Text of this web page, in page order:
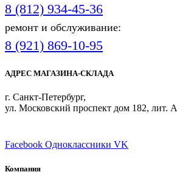
8 (812) 934-45-36
ремонт и обслуживание:
8 (921) 869-10-95
АДРЕС МАГАЗИНА-СКЛАДА
г. Санкт-Петербург,
ул. Московский проспект дом 182, лит. А
Facebook Одноклассники VK
Компания